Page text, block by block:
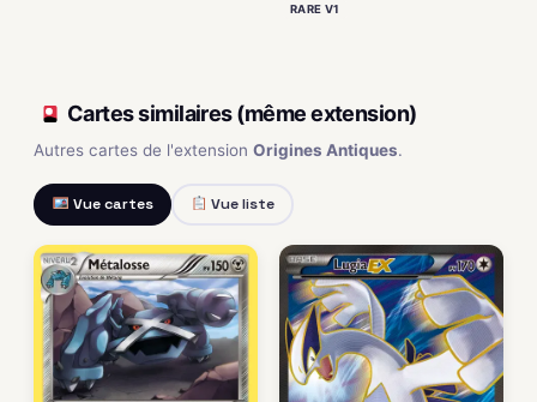
RARE V1
Cartes similaires (même extension)
Autres cartes de l'extension Origines Antiques.
Vue cartes Vue liste